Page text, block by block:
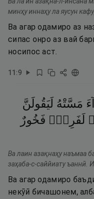
минҳу иннаҳу ла яусун
Ва агар одамиро аз
сипас онро аз вай
носипос аст.
11:9
مَسَّتْهُ لَيَقُولَنَّ
لَفَرِحٌۭ فَخُورٌ
Ва лаин азақнаҳу наъмаа
заҳаба-с-саййиату ъаннӣ.
Ва агар одамиро
некӯӣ бичашонем,